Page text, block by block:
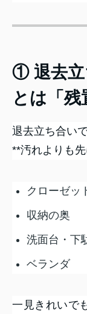
① 退去立
とは「残
退去立ち合い
**汚れよりも
クローゼッ
収納の奥
洗面台・下
ベランダ
一見きれいで